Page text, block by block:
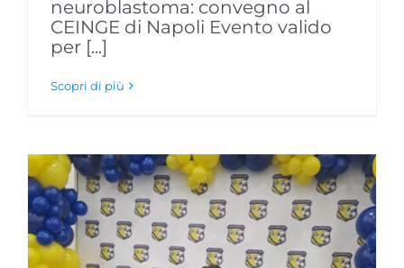
neuroblastoma: convegno al
CEINGE di Napoli Evento valido
per [...]
Scopri di più